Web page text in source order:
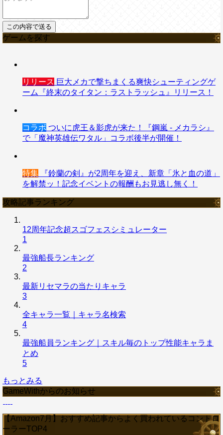
ゲームを探す
リリース 巨大メカで撃ちまくる爽快シューティングゲ
ーム『終末のタイタン：ラストラッシュ』リリース！
コラボ ついに虎王＆影虎が来た！『鋼嵐 - メカラシ』
で「魔神英雄伝ワタル」コラボ後半が開催！
特集 『鈴蘭の剣』が2周年を迎え、新章「氷と血の道」
を解禁ッ！記念イベントの報酬もお見逃し無く！
攻略記事ランキング
12周年記念超スゴフェスシミュレーター
1
最強船長ランキング
2
最新リセマラの当たりキャラ
3
全キャラ一覧｜キャラ名検索
4
最強船員ランキング｜スキル毎のトップ性能キャラま
とめ
5
もっとみる
GameWithからのお知らせ
【Amazon7月】おすすめ記事からよく買われているコントロ
ーラーTOP4